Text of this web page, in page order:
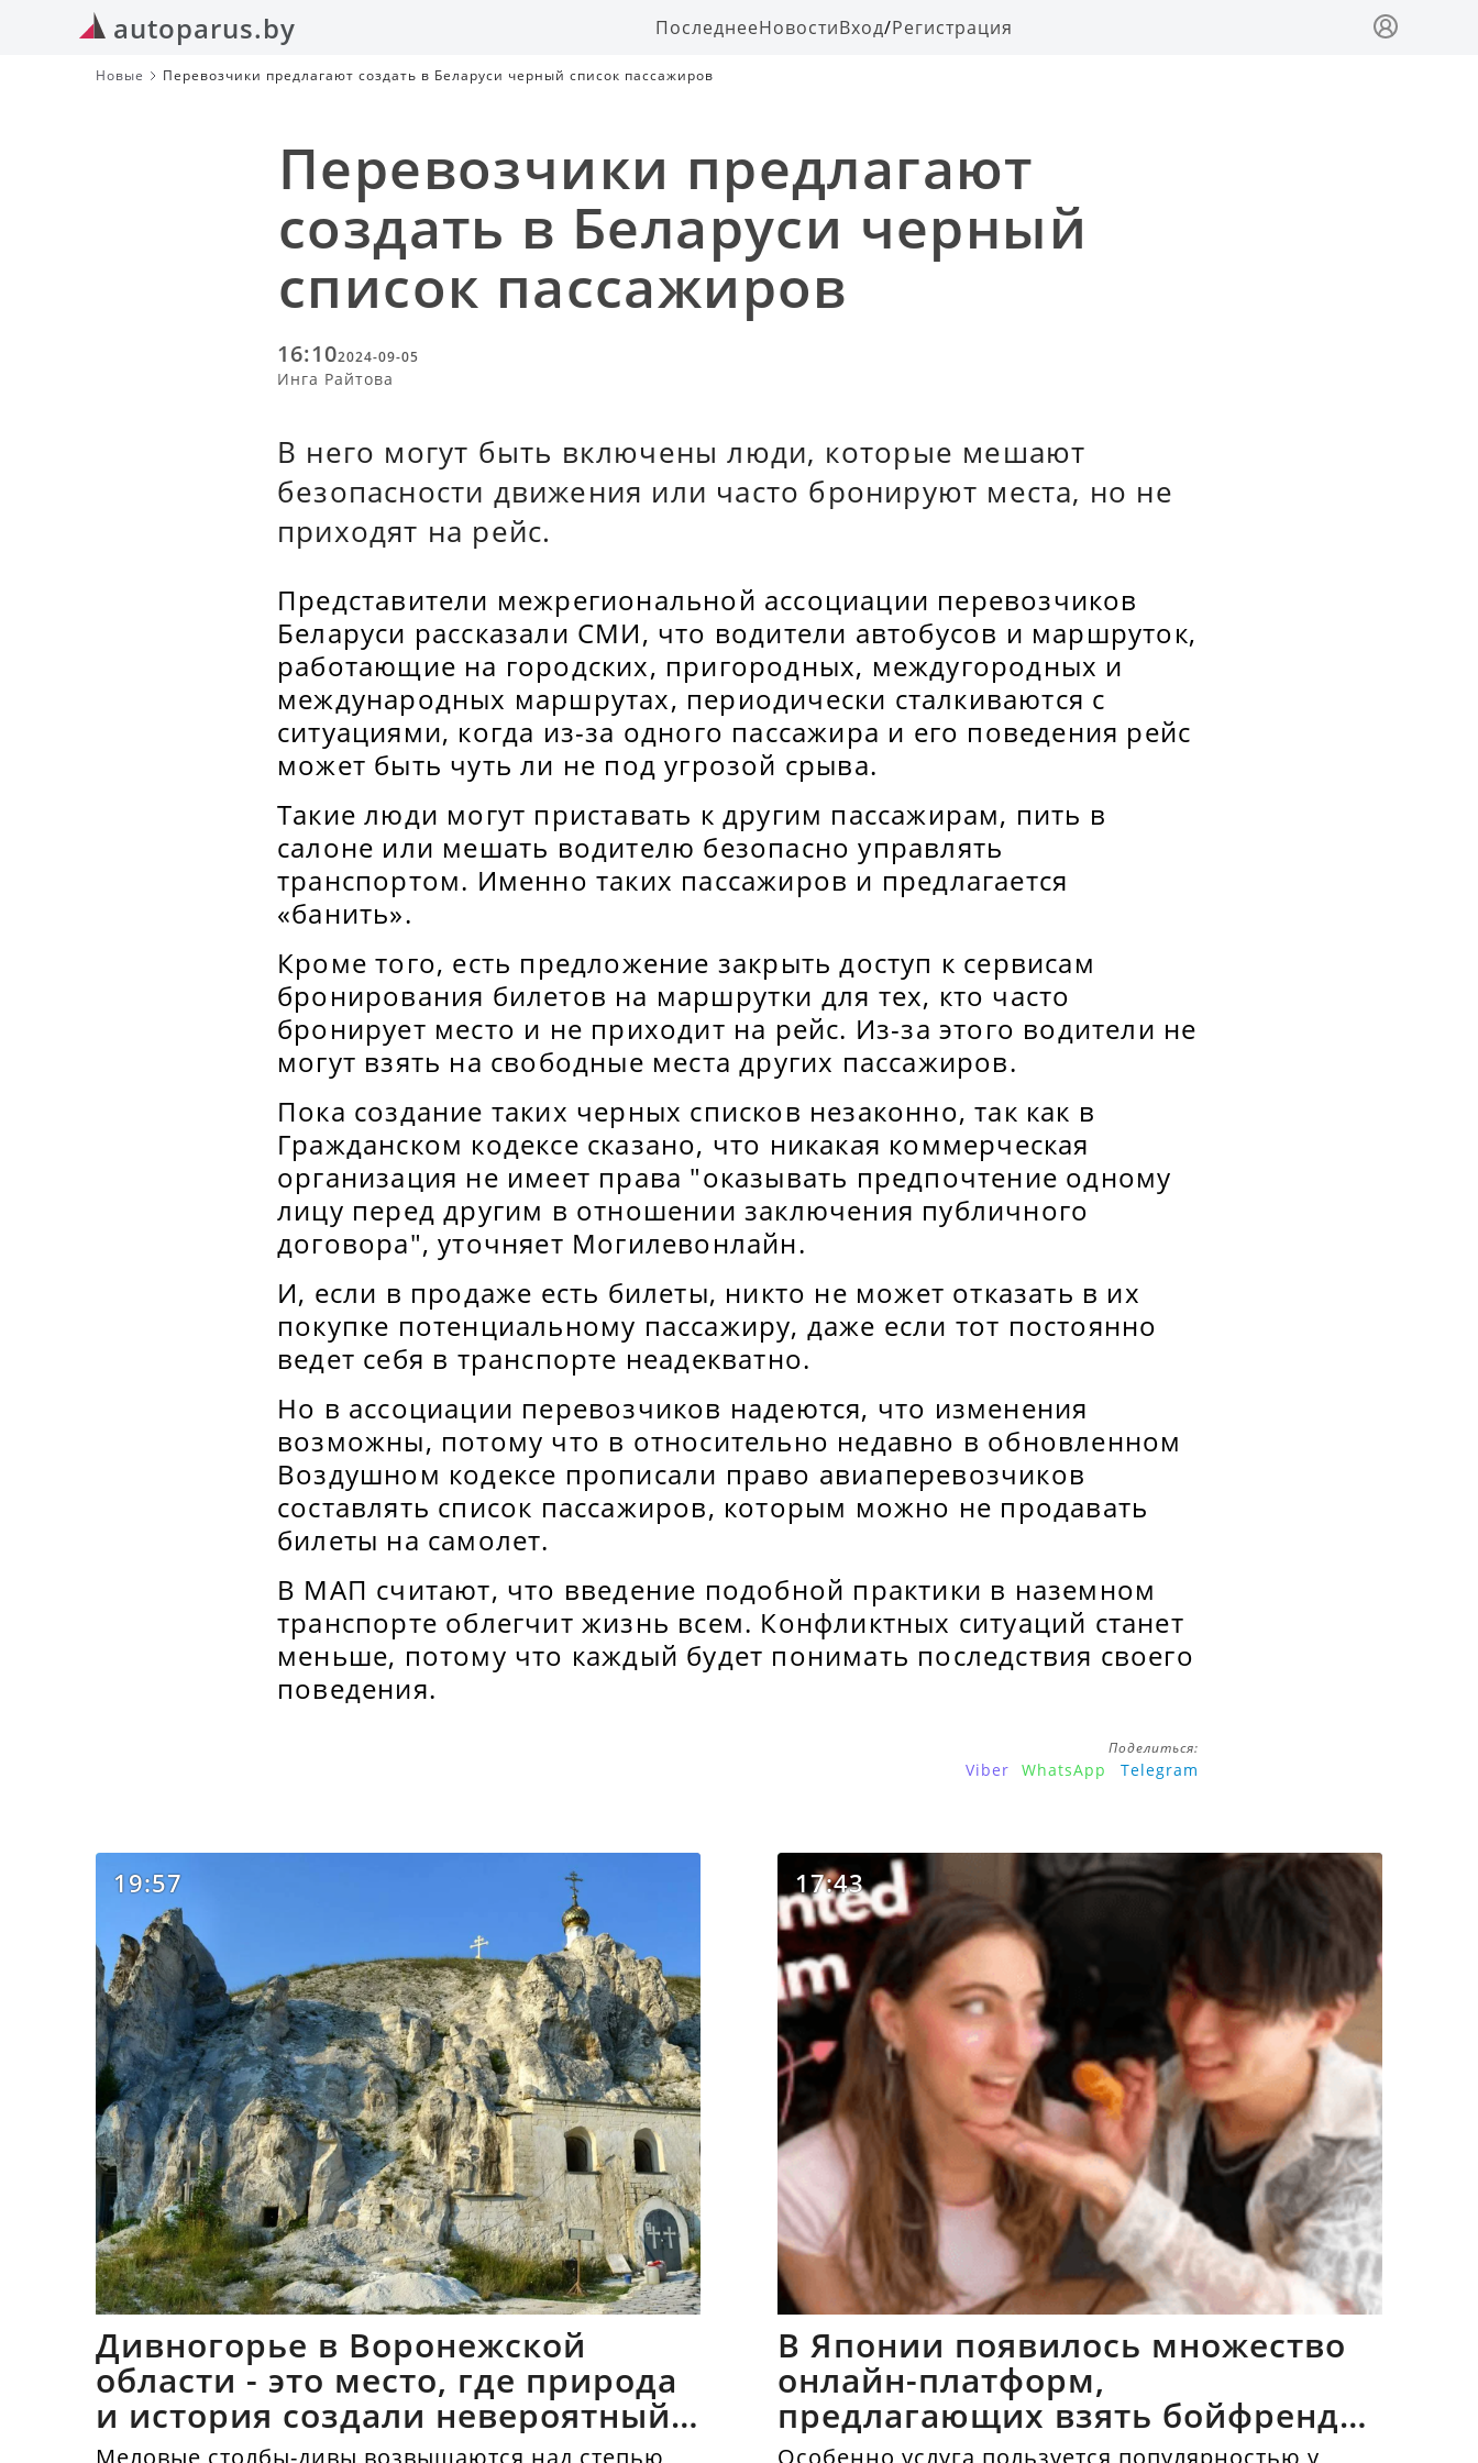
autoparus.by ПоследнееНовостиВход/Регистрация
Новые Перевозчики предлагают создать в Беларуси черный список пассажиров
Перевозчики предлагают
создать в Беларуси черный
список пассажиров
16:102024-09-05
Инга Райтова
В него могут быть включены люди, которые мешают
безопасности движения или часто бронируют места, но не
приходят на рейс.
Представители межрегиональной ассоциации перевозчиков
Беларуси рассказали СМИ, что водители автобусов и маршруток,
работающие на городских, пригородных, междугородных и
международных маршрутах, периодически сталкиваются с
ситуациями, когда из-за одного пассажира и его поведения рейс
может быть чуть ли не под угрозой срыва.
Такие люди могут приставать к другим пассажирам, пить в
салоне или мешать водителю безопасно управлять
транспортом. Именно таких пассажиров и предлагается
«банить».
Кроме того, есть предложение закрыть доступ к сервисам
бронирования билетов на маршрутки для тех, кто часто
бронирует место и не приходит на рейс. Из-за этого водители не
могут взять на свободные места других пассажиров.
Пока создание таких черных списков незаконно, так как в
Гражданском кодексе сказано, что никакая коммерческая
организация не имеет права "оказывать предпочтение одному
лицу перед другим в отношении заключения публичного
договора", уточняет Могилевонлайн.
И, если в продаже есть билеты, никто не может отказать в их
покупке потенциальному пассажиру, даже если тот постоянно
ведет себя в транспорте неадекватно.
Но в ассоциации перевозчиков надеются, что изменения
возможны, потому что в относительно недавно в обновленном
Воздушном кодексе прописали право авиаперевозчиков
составлять список пассажиров, которым можно не продавать
билеты на самолет.
В МАП считают, что введение подобной практики в наземном
транспорте облегчит жизнь всем. Конфликтных ситуаций станет
меньше, потому что каждый будет понимать последствия своего
поведения.
Поделиться:
Viber WhatsApp Telegram
19:57
Дивногорье в Воронежской
области - это место, где природа
и история создали невероятный
синтез
Меловые столбы-дивы возвышаются над степью
17:43
В Японии появилось множество
онлайн-платформ,
предлагающих взять бойфрендов
напрокат
Особенно услуга пользуется популярностью у